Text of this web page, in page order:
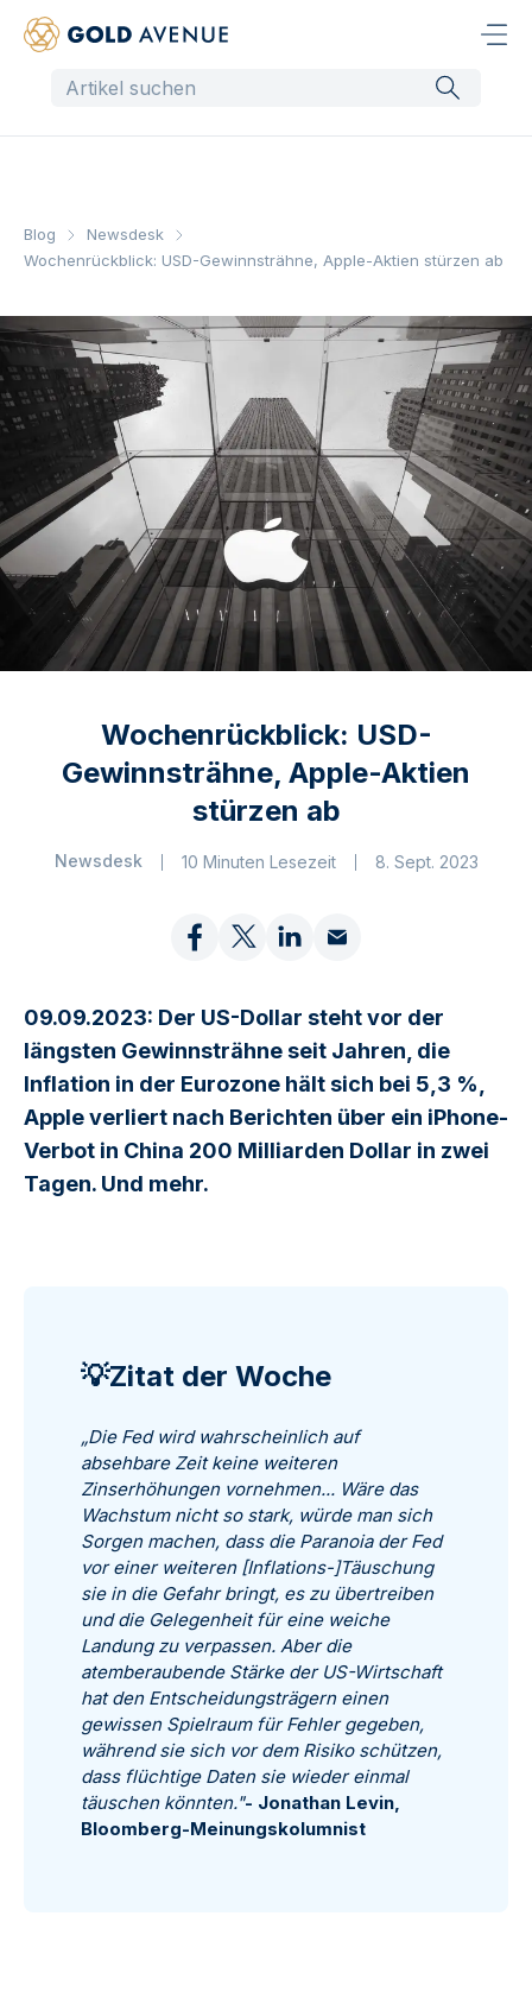
Blog
Newsdesk
Wochenrückblick: USD-Gewinnsträhne, Apple-Aktien stürzen ab
Wochenrückblick: USD-
Gewinnsträhne, Apple-Aktien
stürzen ab
Newsdesk 10 Minuten Lesezeit 8. Sept. 2023
09.09.2023: Der US-Dollar steht vor der
längsten Gewinnsträhne seit Jahren, die
Inflation in der Eurozone hält sich bei 5,3 %,
Apple verliert nach Berichten über ein iPhone-
Verbot in China 200 Milliarden Dollar in zwei
Tagen. Und mehr.
💡Zitat der Woche
„Die Fed wird wahrscheinlich auf
absehbare Zeit keine weiteren
Zinserhöhungen vornehmen... Wäre das
Wachstum nicht so stark, würde man sich
Sorgen machen, dass die Paranoia der Fed
vor einer weiteren [Inflations-]Täuschung
sie in die Gefahr bringt, es zu übertreiben
und die Gelegenheit für eine weiche
Landung zu verpassen. Aber die
atemberaubende Stärke der US-Wirtschaft
hat den Entscheidungsträgern einen
gewissen Spielraum für Fehler gegeben,
während sie sich vor dem Risiko schützen,
dass flüchtige Daten sie wieder einmal
täuschen könnten."- Jonathan Levin,
Bloomberg-Meinungskolumnist